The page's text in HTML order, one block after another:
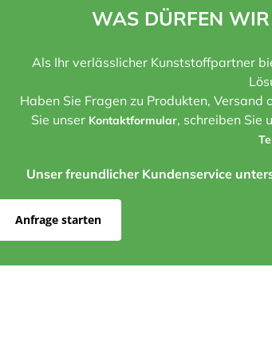
WAS DÜRFEN
Als Ihr verlässlicher Kunststoffpartner
Haben Sie Fragen zu Produkten,
Sie unser Kontaktformular, schreiben Sie
Unser freundlicher Kundenservice
Anfrage starten